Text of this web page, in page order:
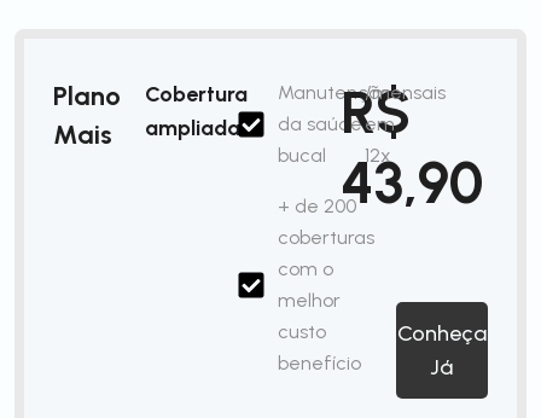
Plano
Mais
Cobertura
ampliada
Manutenção
da saúde
bucal
+ de 200
coberturas
com o
melhor
custo
benefício
R$
43,90
/mensais
em
12x
Conheça
Já